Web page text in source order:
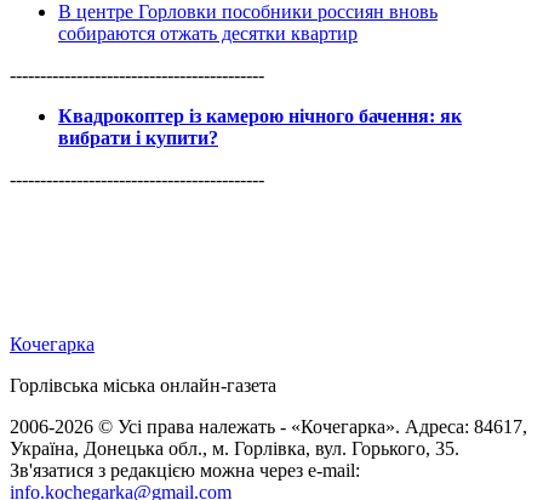
В центре Горловки пособники россиян вновь
собираются отжать десятки квартир
------------------------------------------
Квадрокоптер із камерою нічного бачення: як
вибрати і купити?
------------------------------------------
Кочегарка
Горлівська міська онлайн-газета
2006-2026 © Усі права належать - «Кочегарка». Адреса: 84617,
Україна, Донецька обл., м. Горлівка, вул. Горького, 35.
Зв'язатися з редакцією можна через e-mail:
info.kochegarka@gmail.com